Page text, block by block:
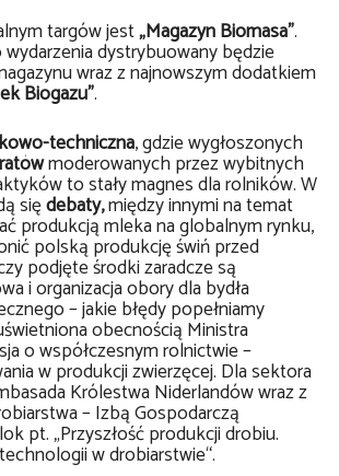
targów jest„Magazyn Biomasa”.
wydarzenia dystrybuowany będzie
wraz z najnowszym dodatkiem
Biogazu”.
techniczna, gdzie wygłoszonych
moderowanych przez wybitnych
to stały magnes dla rolników. W
siędebaty,między innymi na temat
produkcją mleka na globalnym rynku,
polską produkcję świń przed
podjęte środki zaradcze są
i organizacja obory dla bydła
– jakie błędy popełniamy
obecnością Ministra
o współczesnym rolnictwie –
w produkcji zwierzęcej. Dla sektora
Królestwa Niderlandów wraz z
– Izbą Gospodarczą
pt. „Przyszłość produkcji drobiu.
w drobiarstwie“.